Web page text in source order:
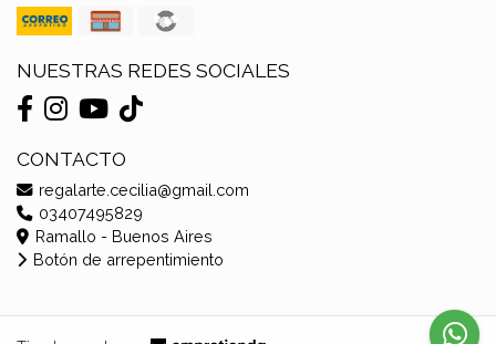
NUESTRAS REDES SOCIALES
CONTACTO
regalarte.cecilia@gmail.com
03407495829
Ramallo - Buenos Aires
Botón de arrepentimiento